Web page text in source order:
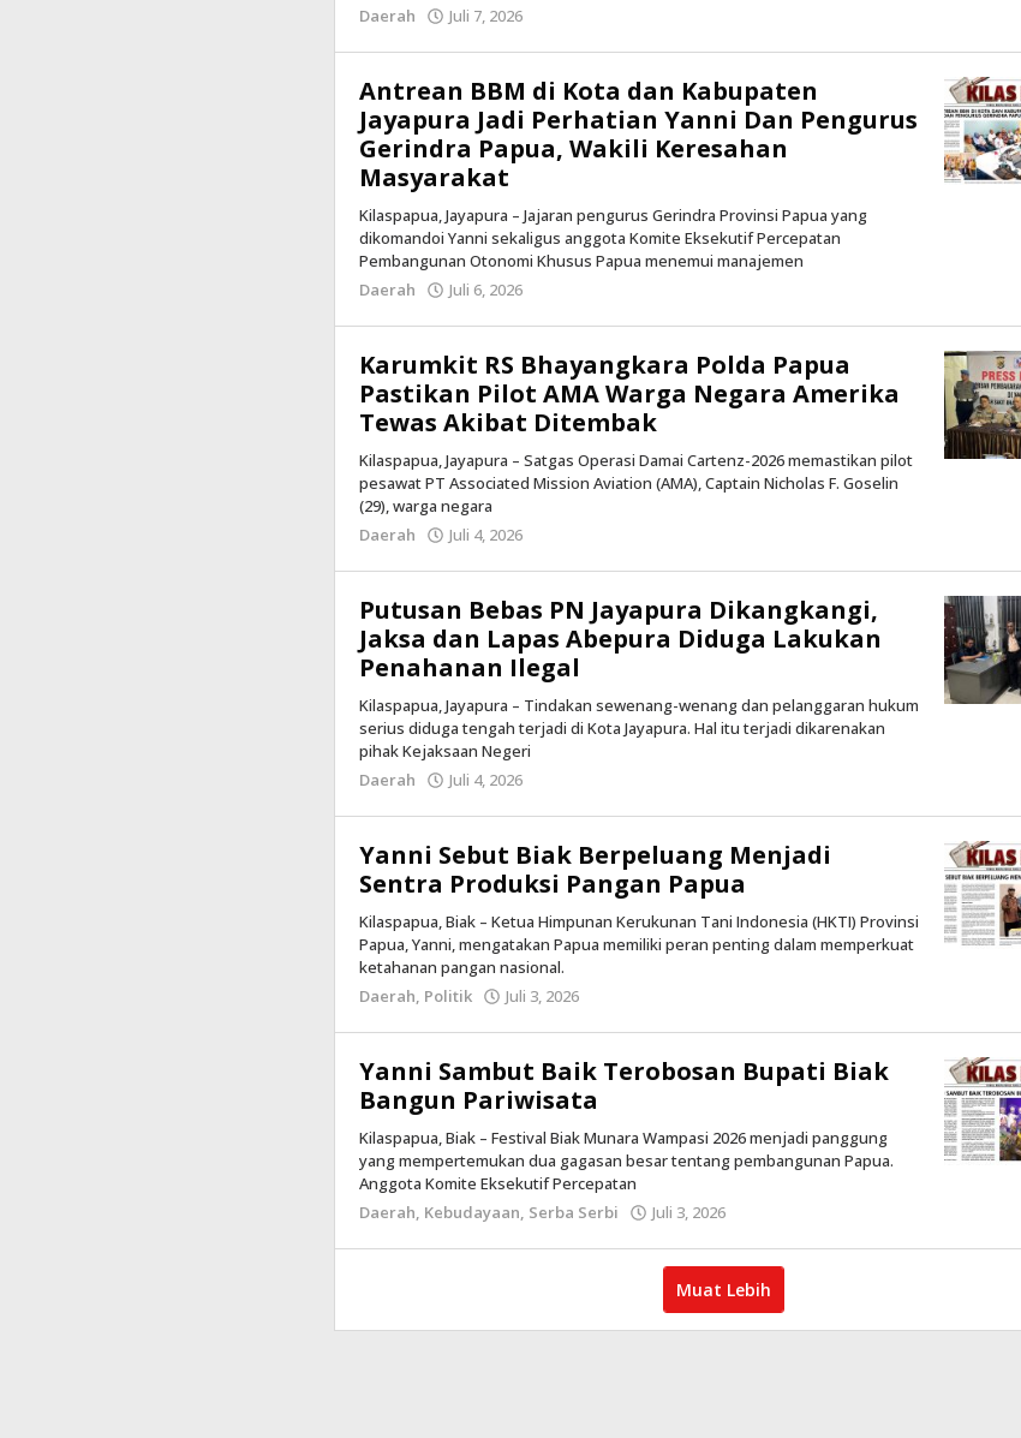
Daerah
Juli 7, 2026
Antrean BBM di Kota dan Kabupaten
Jayapura Jadi Perhatian Yanni Dan Pengurus
Gerindra Papua, Wakili Keresahan
Masyarakat
Kilaspapua, Jayapura – Jajaran pengurus Gerindra Provinsi Papua yang
dikomandoi Yanni sekaligus anggota Komite Eksekutif Percepatan
Pembangunan Otonomi Khusus Papua menemui manajemen
Daerah
Juli 6, 2026
Karumkit RS Bhayangkara Polda Papua
Pastikan Pilot AMA Warga Negara Amerika
Tewas Akibat Ditembak
Kilaspapua, Jayapura – Satgas Operasi Damai Cartenz-2026 memastikan pilot
pesawat PT Associated Mission Aviation (AMA), Captain Nicholas F. Goselin
(29), warga negara
Daerah
Juli 4, 2026
Putusan Bebas PN Jayapura Dikangkangi,
Jaksa dan Lapas Abepura Diduga Lakukan
Penahanan Ilegal
Kilaspapua, Jayapura – Tindakan sewenang-wenang dan pelanggaran hukum
serius diduga tengah terjadi di Kota Jayapura. Hal itu terjadi dikarenakan
pihak Kejaksaan Negeri
Daerah
Juli 4, 2026
Yanni Sebut Biak Berpeluang Menjadi
Sentra Produksi Pangan Papua
Kilaspapua, Biak – Ketua Himpunan Kerukunan Tani Indonesia (HKTI) Provinsi
Papua, Yanni, mengatakan Papua memiliki peran penting dalam memperkuat
ketahanan pangan nasional.
Daerah, Politik Juli 3, 2026
Yanni Sambut Baik Terobosan Bupati Biak
Bangun Pariwisata
Kilaspapua, Biak – Festival Biak Munara Wampasi 2026 menjadi panggung
yang mempertemukan dua gagasan besar tentang pembangunan Papua.
Anggota Komite Eksekutif Percepatan
Daerah, Kebudayaan, Serba Serbi Juli 3, 2026
Muat Lebih